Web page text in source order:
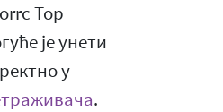
Тор
је унети
у
.